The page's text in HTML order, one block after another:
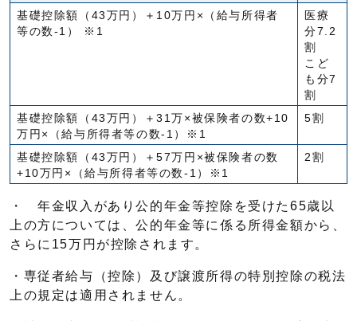
基礎控除額（43万円）＋10万円×（給与所得者
等の数-1） ※1
医療
分7.2
割
こど
も分7
割
基礎控除額（43万円）＋31万×被保険者の数+10
万円×（給与所得者等の数-1）※1
5割
基礎控除額（43万円）＋57万円×被保険者の数
+10万円×（給与所得者等の数-1）※1
2割
・ 年金収入があり公的年金等控除を受けた65歳以
上の方については、公的年金等に係る所得金額から、
さらに15万円が控除されます。
・専従者給与（控除）及び譲渡所得の特別控除の税法
上の規定は適用されません。